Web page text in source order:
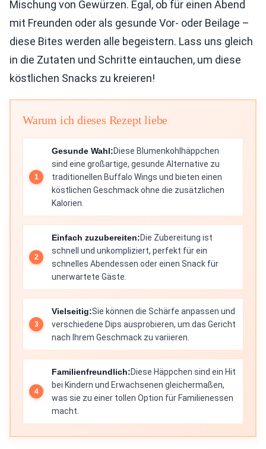
Mischung von Gewürzen. Egal, ob für einen Abend
mit Freunden oder als gesunde Vor- oder Beilage –
diese Bites werden alle begeistern. Lass uns gleich
in die Zutaten und Schritte eintauchen, um diese
köstlichen Snacks zu kreieren!
Warum ich dieses Rezept liebe
Gesunde Wahl:Diese Blumenkohlhäppchen
sind eine großartige, gesunde Alternative zu
traditionellen Buffalo Wings und bieten einen
köstlichen Geschmack ohne die zusätzlichen
Kalorien.
Einfach zuzubereiten:Die Zubereitung ist
schnell und unkompliziert, perfekt für ein
schnelles Abendessen oder einen Snack für
unerwartete Gäste.
Vielseitig:Sie können die Schärfe anpassen und
verschiedene Dips ausprobieren, um das Gericht
nach Ihrem Geschmack zu variieren.
Familienfreundlich:Diese Häppchen sind ein Hit
bei Kindern und Erwachsenen gleichermaßen,
was sie zu einer tollen Option für Familienessen
macht.